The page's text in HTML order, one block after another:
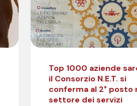
Top 1000 aziende
il Consorzio N.E.T. si
conferma al 2° posto
settore dei servizi